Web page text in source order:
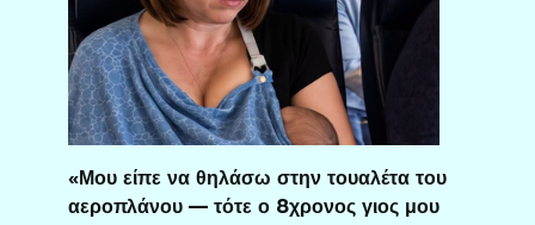
«Μου είπε να θηλάσω στην τουαλέτα του
αεροπλάνου — τότε ο 8χρονος γιος μου